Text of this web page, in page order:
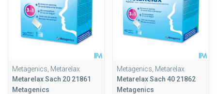
Metagenics, Metarelax
Metarelax Sach 20 21861
Metagenics
Metagenics, Metarelax
Metarelax Sach 40 21862
Metagenics